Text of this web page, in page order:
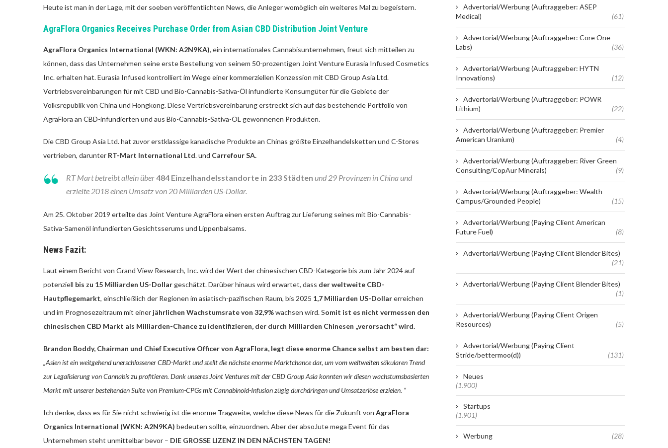
Heute ist man in der Lage, mit der soeben veröffentlichten News, die Anleger womöglich ein weiteres Mal zu begeistern.
AgraFlora Organics Receives Purchase Order from Asian CBD Distribution Joint Venture
AgraFlora Organics International (WKN: A2N9KA), ein internationales Cannabisunternehmen, freut sich mitteilen zu
können, dass das Unternehmen seine erste Bestellung von seinem 50-prozentigen Joint Venture Eurasia Infused Cosmetics
Inc. erhalten hat. Eurasia Infused kontrolliert im Wege einer kommerziellen Konzession mit CBD Group Asia Ltd.
Vertriebsvereinbarungen für mit CBD und Bio-Cannabis-Sativa-Öl infundierte Konsumgüter für die Gebiete der
Volksrepublik von China und Hongkong. Diese Vertriebsvereinbarung erstreckt sich auf das bestehende Portfolio von
AgraFlora an CBD-infundierten und aus Bio-Cannabis-Sativa-ÖL gewonnenen Produkten.
Die CBD Group Asia Ltd. hat zuvor erstklassige kanadische Produkte an Chinas größte Einzelhandelsketten und C-Stores
vertrieben, darunter RT-Mart International Ltd. und Carrefour SA.
RT Mart betreibt allein über484 Einzelhandelsstandorte in 233 Städten und 29 Provinzen in China und
erzielte 2018 einen Umsatz von 20 Milliarden US-Dollar.
Am 25. Oktober 2019 erteilte das Joint Venture AgraFlora einen ersten Auftrag zur Lieferung seines mit Bio-Cannabis-
Sativa-Samenöl infundierten Gesichtsserums und Lippenbalsams.
News Fazit:
Laut einem Bericht von Grand View Research, Inc. wird der Wert der chinesischen CBD-Kategorie bis zum Jahr 2024 auf
potenziell bis zu 15 Milliarden US-Dollar geschätzt. Darüber hinaus wird erwartet, dass der weltweite CBD-
Hautpflegemarkt, einschließlich der Regionen im asiatisch-pazifischen Raum, bis 2025 1,7 Milliarden US-Dollarerreichen
und im Prognosezeitraum mit einer jährlichen Wachstumsrate von 32,9%wachsen wird. Somit ist es nicht vermessen den
chinesischen CBD Markt als Milliarden-Chance zu identifizieren, der durch Milliarden Chinesen „verorsacht“ wird.
Brandon Boddy, Chairman und Chief Executive Officer von AgraFlora, legt diese enorme Chance selbst am besten dar:
„Asien ist ein weitgehend unerschlossener CBD-Markt und stellt die nächste enorme Marktchance dar, um vom weltweiten säkularen Trend
zur Legalisierung von Cannabis zu profitieren. Dank unseres Joint Ventures mit der CBD Group Asia konnten wir diesen wachstumsbasierten
Markt mit unserer bestehenden Suite von Premium-CPGs mit Cannabinoid-Infusion zügig durchdringen und Umsatzerlöse erzielen. “
Ich denke, dass es für Sie nicht schwierig ist die enorme Tragweite, welche diese News für die Zukunft von AgraFlora
Organics International (WKN: A2N9KA) bedeuten sollte, einzuordnen. Aber der abso.lute mega Event für das
Unternehmen steht unmittelbar bevor – DIE GROSSE LIZENZ IN DEN NÄCHSTEN TAGEN!
Advertorial/Werbung (Auftraggeber: ASEP
Medical)
(61)
Advertorial/Werbung (Auftraggeber: Core One
Labs)
(36)
Advertorial/Werbung (Auftraggeber: HYTN
Innovations)
(12)
Advertorial/Werbung (Auftraggeber: POWR
Lithium)
(22)
Advertorial/Werbung (Auftraggeber: Premier
American Uranium)
(4)
Advertorial/Werbung (Auftraggeber: River Green
Consulting/CopAur Minerals)
(9)
Advertorial/Werbung (Auftraggeber: Wealth
Campus/Grounded People)
(15)
Advertorial/Werbung (Paying Client American
Future Fuel)
(8)
Advertorial/Werbung (Paying Client Blender Bites)
(21)
Advertorial/Werbung (Paying Client Blender Bites)
(1)
Advertorial/Werbung (Paying Client Origen
Resources)
(5)
Advertorial/Werbung (Paying Client
Stride/bettermoo(d))
(131)
Neues
(1.900)
Startups
(1.901)
Werbung (28)